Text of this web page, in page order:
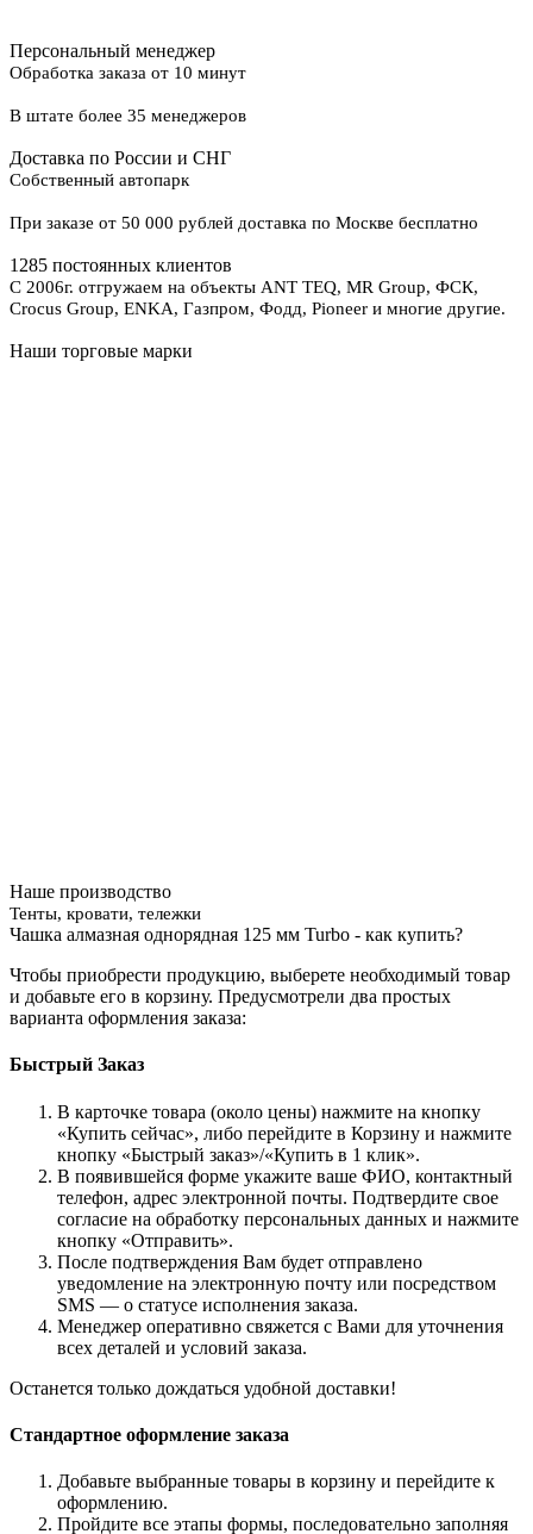
Персональный менеджер
Обработка заказа от 10 минут
В штате более 35 менеджеров
Доставка по России и СНГ
Собственный автопарк
При заказе от 50 000 рублей доставка по Москве бесплатно
1285 постоянных клиентов
С 2006г. отгружаем на объекты ANT TEQ, MR Group, ФСК,
Crocus Group, ENKA, Газпром, Фодд, Pioneer и многие другие.
Наши торговые марки
Наше производство
Тенты, кровати, тележки
Чашка алмазная однорядная 125 мм Turbo - как купить?
Чтобы приобрести продукцию, выберете необходимый товар
и добавьте его в корзину. Предусмотрели два простых
варианта оформления заказа:
Быстрый Заказ
В карточке товара (около цены) нажмите на кнопку
«Купить сейчас», либо перейдите в Корзину и нажмите
кнопку «Быстрый заказ»/«Купить в 1 клик».
В появившейся форме укажите ваше ФИО, контактный
телефон, адрес электронной почты. Подтвердите свое
согласие на обработку персональных данных и нажмите
кнопку «Отправить».
После подтверждения Вам будет отправлено
уведомление на электронную почту или посредством
SMS — о статусе исполнения заказа.
Менеджер оперативно свяжется с Вами для уточнения
всех деталей и условий заказа.
Останется только дождаться удобной доставки!
Стандартное оформление заказа
Добавьте выбранные товары в корзину и перейдите к
оформлению.
Пройдите все этапы формы, последовательно заполняя